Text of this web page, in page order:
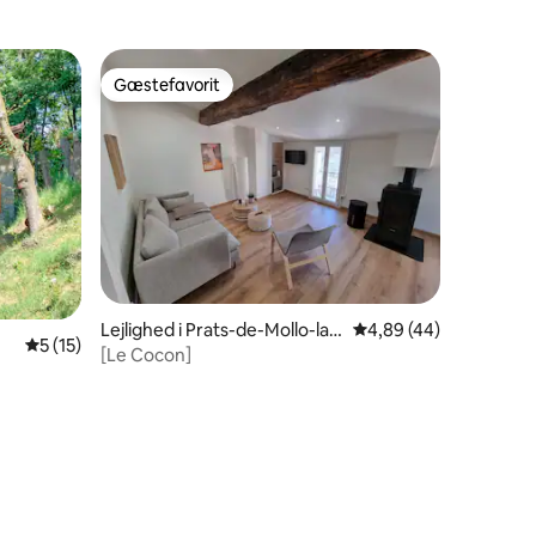
5 ud af 5 i gennemsnitlig bedømmelse, 15 omtaler
5 (15)
Gæstefavorit
Gæstefavorit
Lejlighed i Prats-de-Mollo-la-
Preste
4,89 ud af 5 i
4,89 (44)
[Le Cocon]